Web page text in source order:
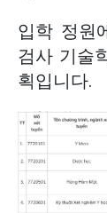
입학 정원
검사 기술
획입니다.